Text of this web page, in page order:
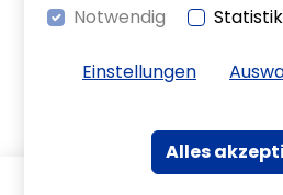
Notwendig
Einstellungen
Alles